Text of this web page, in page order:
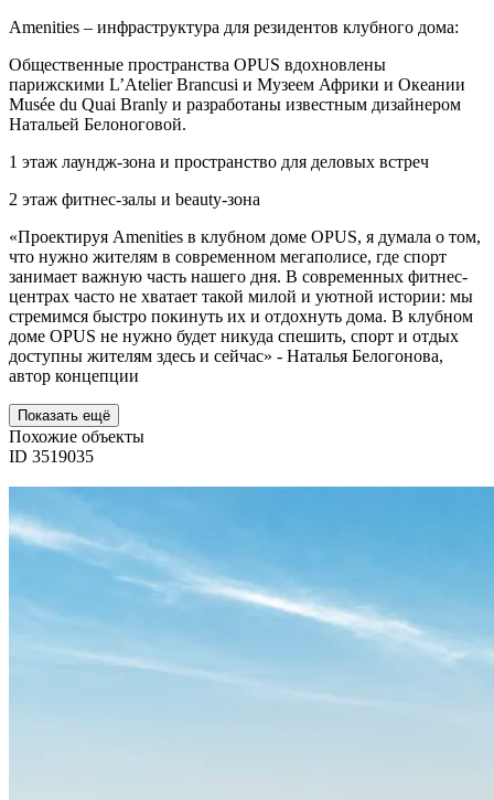
Amenities – инфраструктура для резидентов клубного дома:
Общественные пространства OPUS вдохновлены
парижскими L’Atelier Brancusi и Музеем Африки и Океании
Musée du Quai Branly и разработаны известным дизайнером
Натальей Белоноговой.
1 этаж лаундж-зона и пространство для деловых встреч
2 этаж фитнес-залы и beauty-зона
«Проектируя Amenities в клубном доме OPUS, я думала о том,
что нужно жителям в современном мегаполисе, где спорт
занимает важную часть нашего дня. В современных фитнес-
центрах часто не хватает такой милой и уютной истории: мы
стремимся быстро покинуть их и отдохнуть дома. В клубном
доме OPUS не нужно будет никуда спешить, спорт и отдых
доступны жителям здесь и сейчас» - Наталья Белогонова,
автор концепции
Показать ещё
Похожие объекты
ID 3519035